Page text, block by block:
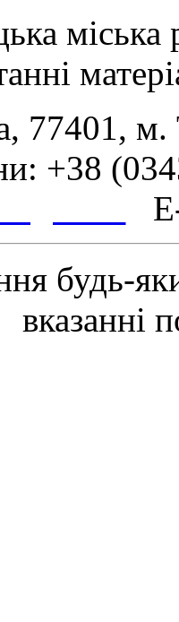
міська
77401,
+38
будь-
вказанні